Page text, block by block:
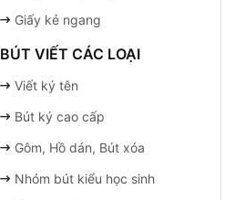
Giấy kẻ ngang
BÚT VIẾT CÁC LOẠI
Viết ký tên
Bút ký cao cấp
Gôm, Hồ dán, Bút xóa
Nhóm bút kiểu học sinh